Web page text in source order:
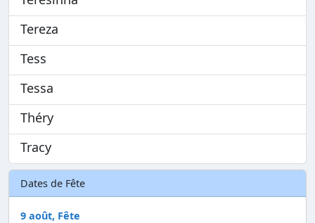
Tereza
Tess
Tessa
Théry
Tracy
Dates de Fête
9 août, Fête